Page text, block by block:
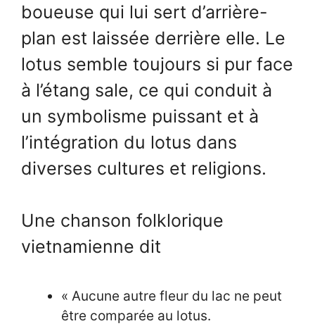
boueuse qui lui sert d’arrière-
plan est laissée derrière elle. Le
lotus semble toujours si pur face
à l’étang sale, ce qui conduit à
un symbolisme puissant et à
l’intégration du lotus dans
diverses cultures et religions.
Une chanson folklorique
vietnamienne dit
« Aucune autre fleur du lac ne peut
être comparée au lotus.